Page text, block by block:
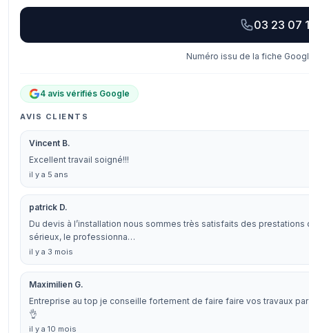
03 23 07
Numéro issu de la fiche
4 avis vérifiés Google
AVIS CLIENTS
Vincent B.
Excellent travail soigné!!!
il y a 5 ans
patrick D.
Du devis à l’installation nous sommes très satisfaits des prestations
sérieux, le professionna…
il y a 3 mois
Maximilien G.
Entreprise au top je conseille fortement de faire faire vos travaux
👌
il y a 10 mois